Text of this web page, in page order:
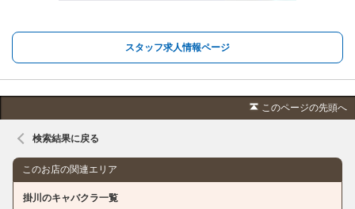
スタッフ求人情報ページ
このページの先頭へ
検索結果に戻る
このお店の関連エリア
掛川のキャバクラ一覧